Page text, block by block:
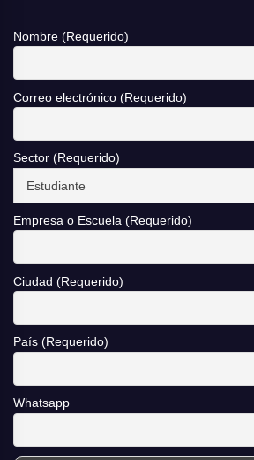
Nombre (Requerido)
Correo electrónico (Requerido)
Sector (Requerido)
Empresa o Escuela (Requerido)
Ciudad (Requerido)
País (Requerido)
Whatsapp